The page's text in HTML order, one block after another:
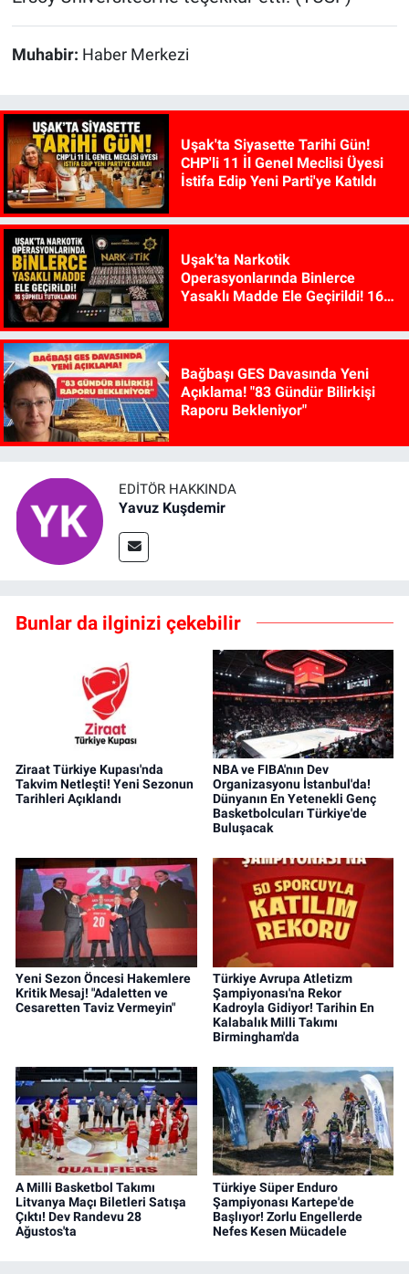
Muhabir: Haber Merkezi
Uşak'ta Siyasette Tarihi Gün!
CHP'li 11 İl Genel Meclisi Üyesi
İstifa Edip Yeni Parti'ye Katıldı
Uşak'ta Narkotik
Operasyonlarında Binlerce
Yasaklı Madde Ele Geçirildi! 16
Bağbaşı GES Davasında Yeni
Açıklama! "83 Gündür Bilirkişi
Raporu Bekleniyor"
EDITÖR HAKKINDA
Yavuz Kuşdemir
Bunlar da ilginizi çekebilir
Ziraat Türkiye Kupası'nda
Takvim Netleşti! Yeni Sezonun
Tarihleri Açıklandı
NBA ve FIBA'nın Dev
Organizasyonu İstanbul'da!
Dünyanın En Yetenekli Genç
Basketbolcuları Türkiye'de
Buluşacak
Yeni Sezon Öncesi Hakemlere
Kritik Mesaj! "Adaletten ve
Cesaretten Taviz Vermeyin"
Türkiye Avrupa Atletizm
Şampiyonası'na Rekor
Kadroyla Gidiyor! Tarihin En
Kalabalık Milli Takımı
Birmingham'da
A Milli Basketbol Takımı
Litvanya Maçı Biletleri Satışa
Çıktı! Dev Randevu 28
Ağustos'ta
Türkiye Süper Enduro
Şampiyonası Kartepe'de
Başlıyor! Zorlu Engellerde
Nefes Kesen Mücadele